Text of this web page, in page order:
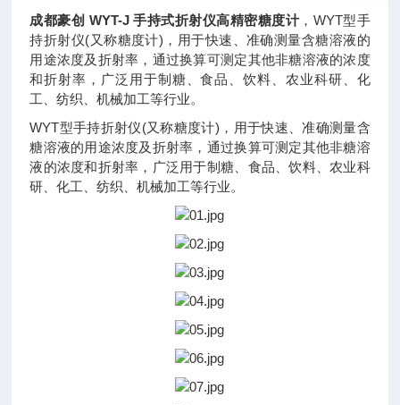
成都豪创 WYT-J 手持式折射仪高精密糖度计，WYT型手
持折射仪(又称糖度计)，用于快速、准确测量含糖溶液的
用途浓度及折射率，通过换算可测定其他非糖溶液的浓度
和折射率，广泛用于制糖、食品、饮料、农业科研、化
工、纺织、机械加工等行业。
WYT型手持折射仪(又称糖度计)，用于快速、准确测量含
糖溶液的用途浓度及折射率，通过换算可测定其他非糖溶
液的浓度和折射率，广泛用于制糖、食品、饮料、农业科
研、化工、纺织、机械加工等行业。